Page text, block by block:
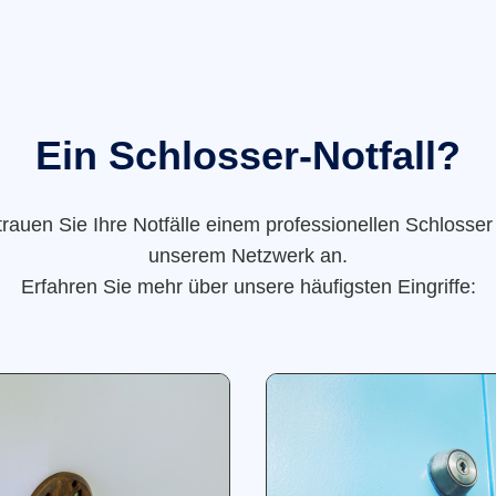
Ein Schlosser-Notfall?
Sie Ihre Notfälle einem professionellen
unserem Netzwerk an.
Erfahren Sie mehr über unsere häufigsten Eingriffe: